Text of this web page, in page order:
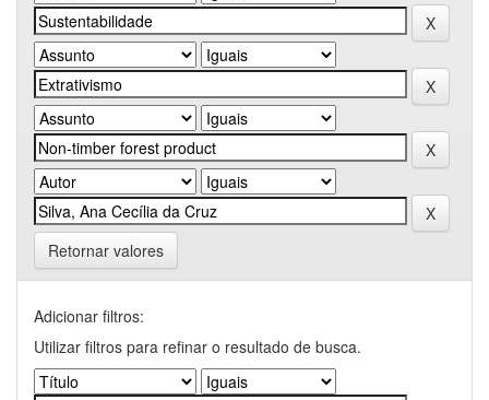
Retornar valores
Adicionar filtros:
Utilizar filtros para refinar o resultado de busca.